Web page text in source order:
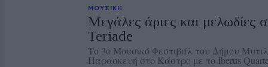
ΜΟΥΣΙΚΗ
Μεγάλες άριες και μελωδίες
Teriade
Το 3ο Μουσικό Φεστιβάλ του Δήμου
Παρασκευή στο Κάστρο με το Iberus